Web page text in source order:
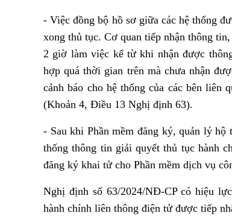
- Việc đồng bộ hồ sơ giữa các hệ thống
xong thủ tục. Cơ quan tiếp nhận thông
2 giờ làm việc kể từ khi nhận được
hợp quá thời gian trên mà chưa nhận
cảnh báo cho hệ thống của các bên
(Khoản 4, Điều 13 Nghị định 63).
- Sau khi Phần mềm đăng ký, quản lý
thống thông tin giải quyết thủ tục hành
đăng ký khai tử cho Phần mềm dịch vụ
Nghị định số 63/2024/NĐ-CP có hiệu
hành chính liên thông điện tử được tiếp